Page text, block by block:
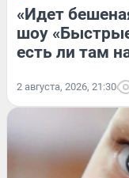
«Идет
шоу
есть ли там
2 августа, 2026, 21:30